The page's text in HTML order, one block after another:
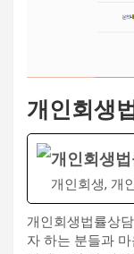
개인회생
개인회생
개인회생, 개
개인회생법률상
자 하는 분들과